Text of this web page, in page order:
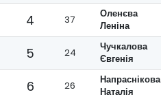
4
37
Оленєва
Леніна
5
24
Чучкалова
Євгенія
6
26
Напраснікова
Наталія